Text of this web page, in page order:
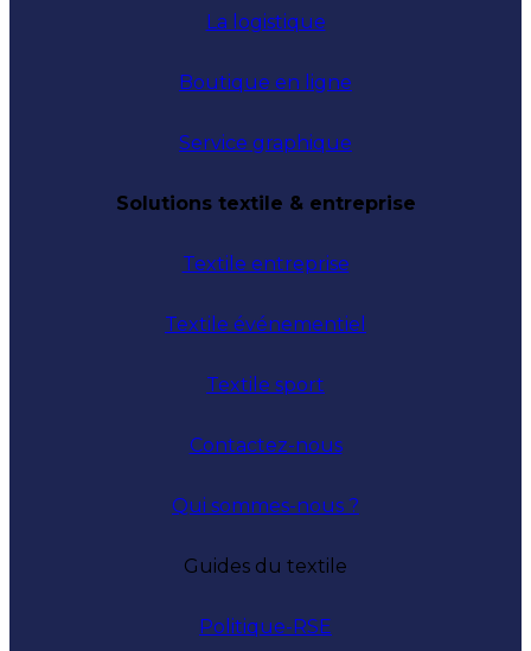
La logistique
Boutique en ligne
Service graphique
Solutions textile & entreprise
Textile entreprise
Textile événementiel
Textile sport
Contactez-nous
Qui sommes-nous ?
Guides du textile
Politique-RSE